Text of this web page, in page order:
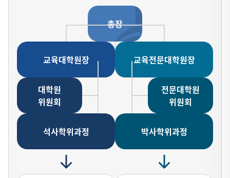
총장
교육대학원장
대학원
위원회
석사학위과정
교육전문대학원장
전문대학원
위원회
박사학위과정